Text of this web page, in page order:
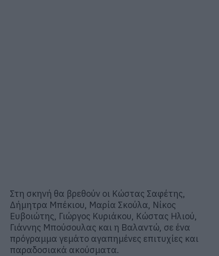
Στη σκηνή θα βρεθούν οι Κώστας Σαφέτης,
Δήμητρα Μπέκιου, Μαρία Σκούλα, Νίκος
Ευβοιώτης, Γιώργος Κυριάκου, Κώστας Ηλιού,
Γιάννης Μπούσουλας και η Βαλαντώ, σε ένα
πρόγραμμα γεμάτο αγαπημένες επιτυχίες και
παραδοσιακά ακούσματα.